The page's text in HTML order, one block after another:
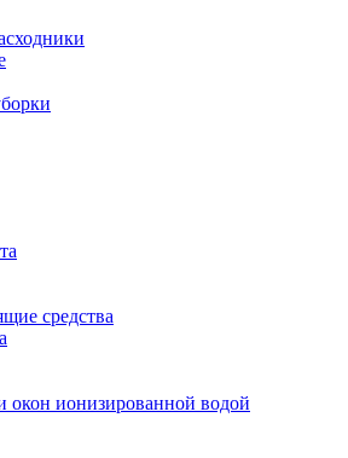
средства
окон ионизированной водой